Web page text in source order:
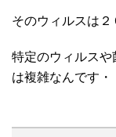
そのウィルスは２
特定のウィルス
は複雑なんです・